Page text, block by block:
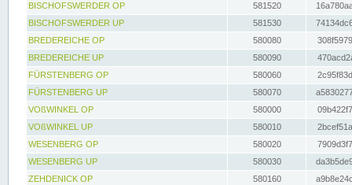
BISCHOFSWERDER OP
581520
BISCHOFSWERDER UP
581530
BREDEREICHE OP
580080
BREDEREICHE UP
580090
FÜRSTENBERG OP
580060
FÜRSTENBERG UP
580070
VOßWINKEL OP
580000
VOßWINKEL UP
580010
WESENBERG OP
580020
WESENBERG UP
580030
ZEHDENICK OP
580160